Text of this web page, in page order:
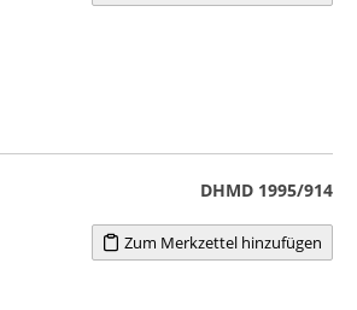
DHMD 1995/914
Zum Merkzettel hinzufügen